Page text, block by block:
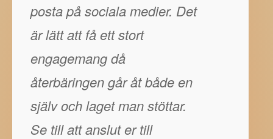
posta på sociala medier. Det
är lätt att få ett stort
engagemang då
återbäringen går åt både en
själv och laget man stöttar.
Se till att anslut er till